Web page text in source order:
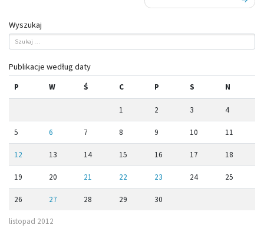
Wyszukaj
Publikacje według daty
listopad 2012
P W Ś C P S N
1 2 3 4
5 6 7 8 9 10 11
12 13 14 15 16 17 18
19 20 21 22 23 24 25
26 27 28 29 30